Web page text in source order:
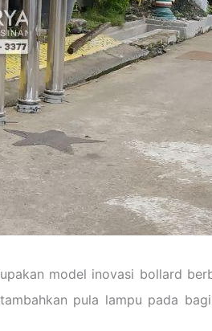
model inovasi bollard
pula lampu pada